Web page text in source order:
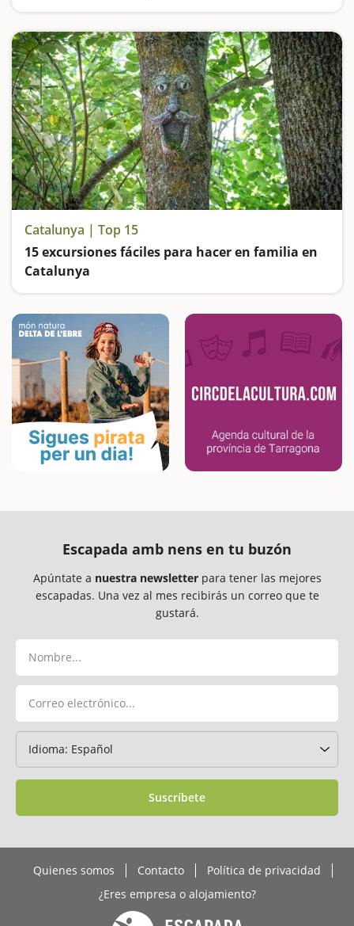
Catalunya | Top 15
15 excursiones fáciles para hacer en familia en
Catalunya
Escapada amb nens en tu buzón
Apúntate a nuestra newsletterpara tener las mejores
escapadas. Una vez al mes recibirás un correo que te
gustará.
Suscríbete
Quienes somos Contacto
Política de privacidad
¿Eres empresa o alojamiento?